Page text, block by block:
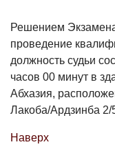
Решением
проведение
должность судьи
часов 00 минут в
Абхазия,
Лакоба/Ардзинба 2/
Наверх